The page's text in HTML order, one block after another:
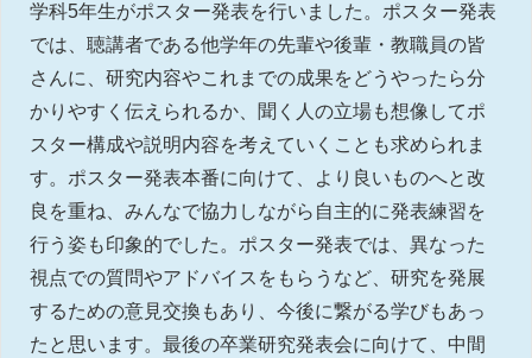
学科5年生がポスター発表を行いました。ポスター発表
では、聴講者である他学年の先輩や後輩・教職員の皆
さんに、研究内容やこれまでの成果をどうやったら分
かりやすく伝えられるか、聞く人の立場も想像してポ
スター構成や説明内容を考えていくことも求められま
す。ポスター発表本番に向けて、より良いものへと改
良を重ね、みんなで協力しながら自主的に発表練習を
行う姿も印象的でした。ポスター発表では、異なった
視点での質問やアドバイスをもらうなど、研究を発展
するための意見交換もあり、今後に繋がる学びもあっ
たと思います。最後の卒業研究発表会に向けて、中間